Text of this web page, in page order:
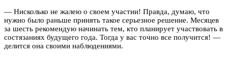
— Нисколько не жалею о своем участии! Правда, думаю, что
нужно было раньше принять такое серьезное решение. Месяцев
за шесть рекомендую начинать тем, кто планирует участвовать в
состязаниях будущего года. Тогда у вас точно все получится! —
делится она своими наблюдениями.